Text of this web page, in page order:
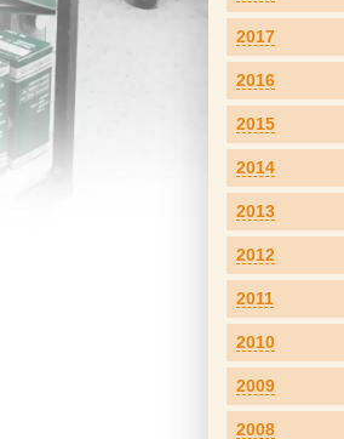
2017
2016
2015
2014
2013
2012
2011
2010
2009
2008